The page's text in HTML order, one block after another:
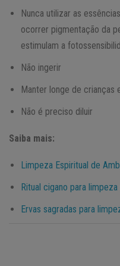
Nunca utilizar as
ocorrer pigmentação da
estimulam a
Não ingerir
Manter longe de crianças
Não é preciso diluir
Saiba mais:
Limpeza Espiritual de
Ritual cigano para
Ervas sagradas para